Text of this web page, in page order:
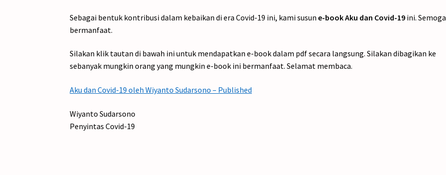
Sebagai bentuk kontribusi dalam kebaikan di era Covid-19 ini, kami susune-book Aku dan Covid-19 ini. Semoga
bermanfaat.
Silakan klik tautan di bawah ini untuk mendapatkan e-book dalam pdf secara langsung. Silakan dibagikan ke
sebanyak mungkin orang yang mungkin e-book ini bermanfaat. Selamat membaca.
Aku dan Covid-19 oleh Wiyanto Sudarsono – Published
Wiyanto Sudarsono
Penyintas Covid-19